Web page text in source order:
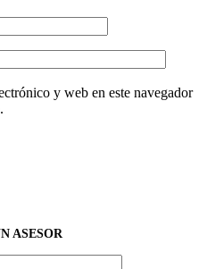
y web en este navegador
ASESOR